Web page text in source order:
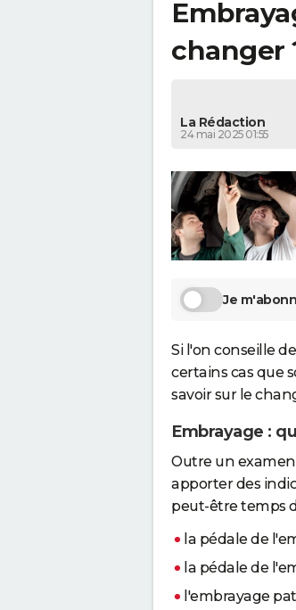
changer
La Rédaction
24 mai 2025 01:55
Je
Si l'on conseille
certains cas que
savoir sur le
Embrayage :
Outre un
apporter des
peut-être temps
la pédale de
la pédale de
l'embrayage